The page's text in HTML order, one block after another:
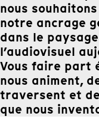
nous
notre ancrage
dans le
l’audiovisuel
Vous faire part
nous animent,
traversent et
que nous